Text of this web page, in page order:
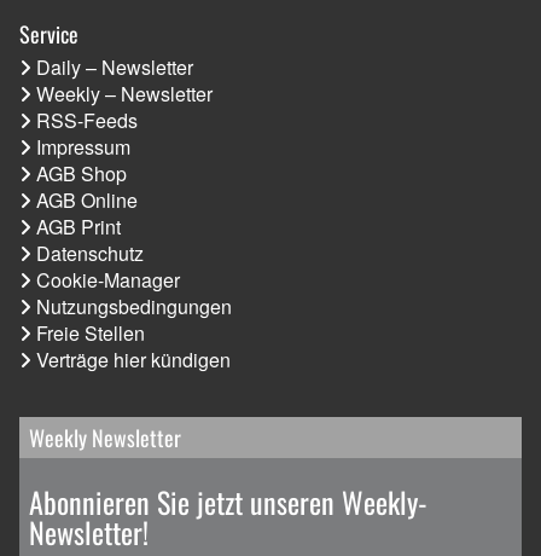
Service
Daily – Newsletter
Weekly – Newsletter
RSS-Feeds
Impressum
AGB Shop
AGB Online
AGB Print
Datenschutz
Cookie-Manager
Nutzungsbedingungen
Freie Stellen
Verträge hier kündigen
Weekly Newsletter
Abonnieren Sie jetzt unseren Weekly-
Newsletter!